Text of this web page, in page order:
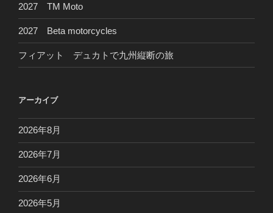
2027 TM Moto
2027 Beta motorcycles
フィアット デュカトで九州縦断の旅
アーカイブ
2026年8月
2026年7月
2026年6月
2026年5月